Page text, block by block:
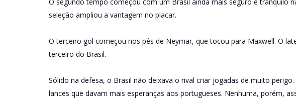
seleção ampliou a vantagem no placar.
O terceiro gol começou nos pés de Neymar, que tocou para Maxwell. O
terceiro do Brasil.
Sólido na defesa, o Brasil não deixava o rival criar jogadas de muito
lances que davam mais esperanças aos portugueses. Nenhuma, porém,